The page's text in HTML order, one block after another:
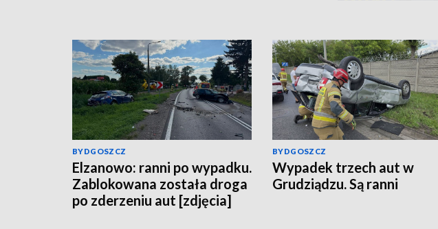
BYDGOSZCZ
Elzanowo: ranni po wypadku.
Zablokowana została droga
po zderzeniu aut [zdjęcia]
BYDGOSZCZ
Wypadek trzech aut w
Grudziądzu. Są ranni